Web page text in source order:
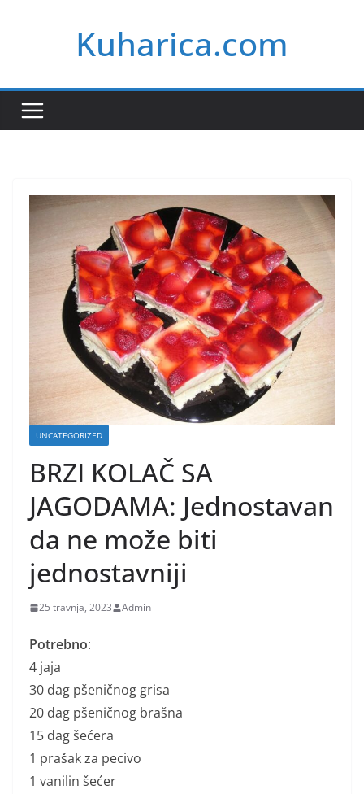
Kuharica.com
UNCATEGORIZED
BRZI KOLAČ SA
JAGODAMA: Jednostavan
da ne može biti
jednostavniji
25 travnja, 2023 Admin
Potrebno:
4 jaja
30 dag pšeničnog grisa
20 dag pšeničnog brašna
15 dag šećera
1 prašak za pecivo
1 vanilin šećer